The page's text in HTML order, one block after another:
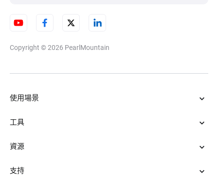
Copyright © 2026 PearlMountain
使用場景
工具
資源
支持